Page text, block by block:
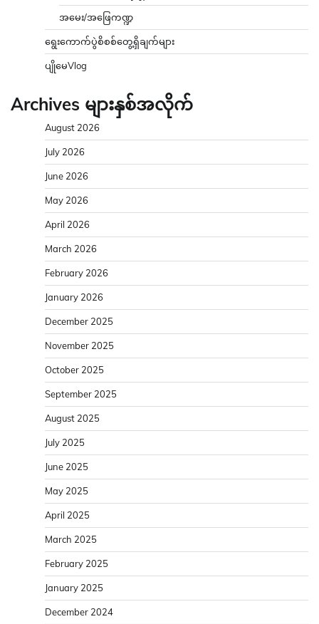
အမေး/အဖြေကဏ္ဍ
ရွေးကောက်ပွဲစိစစ်တွေ့ရှိချက်များ
ပျိုမေVlog
Archives များနှစ်အလိုက်
August 2026
July 2026
June 2026
May 2026
April 2026
March 2026
February 2026
January 2026
December 2025
November 2025
October 2025
September 2025
August 2025
July 2025
June 2025
May 2025
April 2025
March 2025
February 2025
January 2025
December 2024